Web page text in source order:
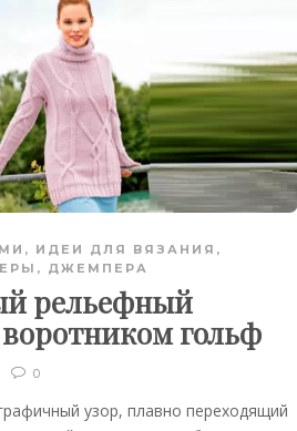
, ИДЕИ ДЛЯ ВЯЗАНИЯ ,
ДЖЕМПЕРА
рельефный
гольф
0
узор, плавно переходящий